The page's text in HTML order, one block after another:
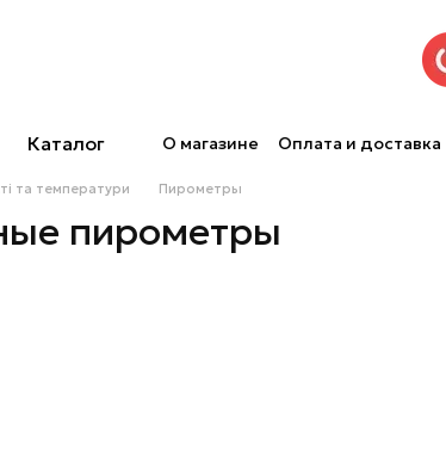
Каталог О магазине Оплата и доставка
та температури Пирометры
пирометры